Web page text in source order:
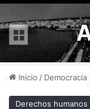
Menú
Inicio / Democracia
Derechos humanos